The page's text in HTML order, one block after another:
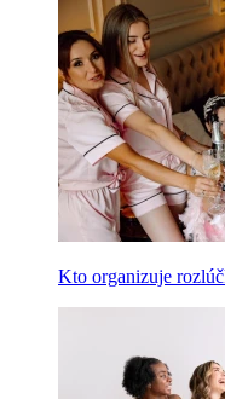
Kto organizuje